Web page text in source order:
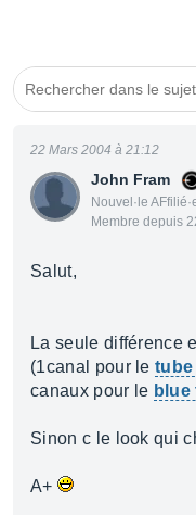
John Fram
Nouvel·le
Membre depuis
22 Mars 2004 à 21:12
Salut,
La seule différence
(1canal pour letube
canaux pour le blue
Sinon c le look qui
A+